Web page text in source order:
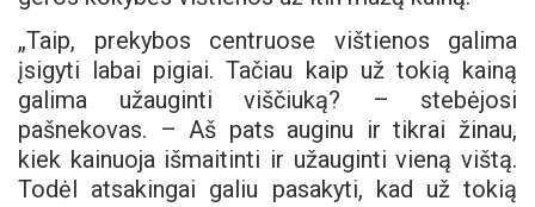
„Taip, prekybos centruose vištienos galima
įsigyti labai pigiai. Tačiau kaip už tokią kainą
galima užauginti viščiuką? – stebėjosi
pašnekovas. – Aš pats auginu ir tikrai žinau,
kiek kainuoja išmaitinti ir užauginti vieną vištą.
Todėl atsakingai galiu pasakyti, kad už tokią